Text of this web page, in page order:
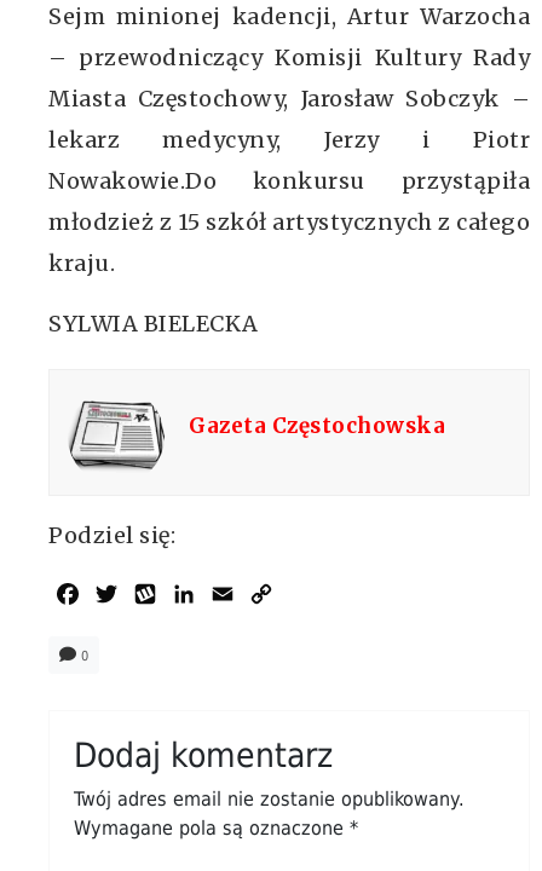
Sejm minionej kadencji, Artur Warzocha
– przewodniczący Komisji Kultury Rady
Miasta Częstochowy, Jarosław Sobczyk –
lekarz medycyny, Jerzy i Piotr
Nowakowie.Do konkursu przystąpiła
młodzież z 15 szkół artystycznych z całego
kraju.
SYLWIA BIELECKA
Gazeta Częstochowska
Podziel się:
Facebook
TwitterWykopLinkedIn
Email
0
Dodaj komentarz
Twój adres email nie zostanie opublikowany.
Wymagane pola są oznaczone *